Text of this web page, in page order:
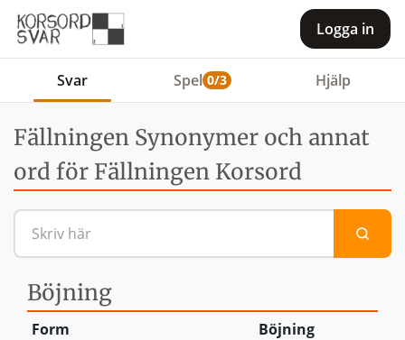
Logga in
Svar Spel 0/3 Hjälp
Fällningen Synonymer och annat
ord för Fällningen Korsord
Böjning
Form
Böjning